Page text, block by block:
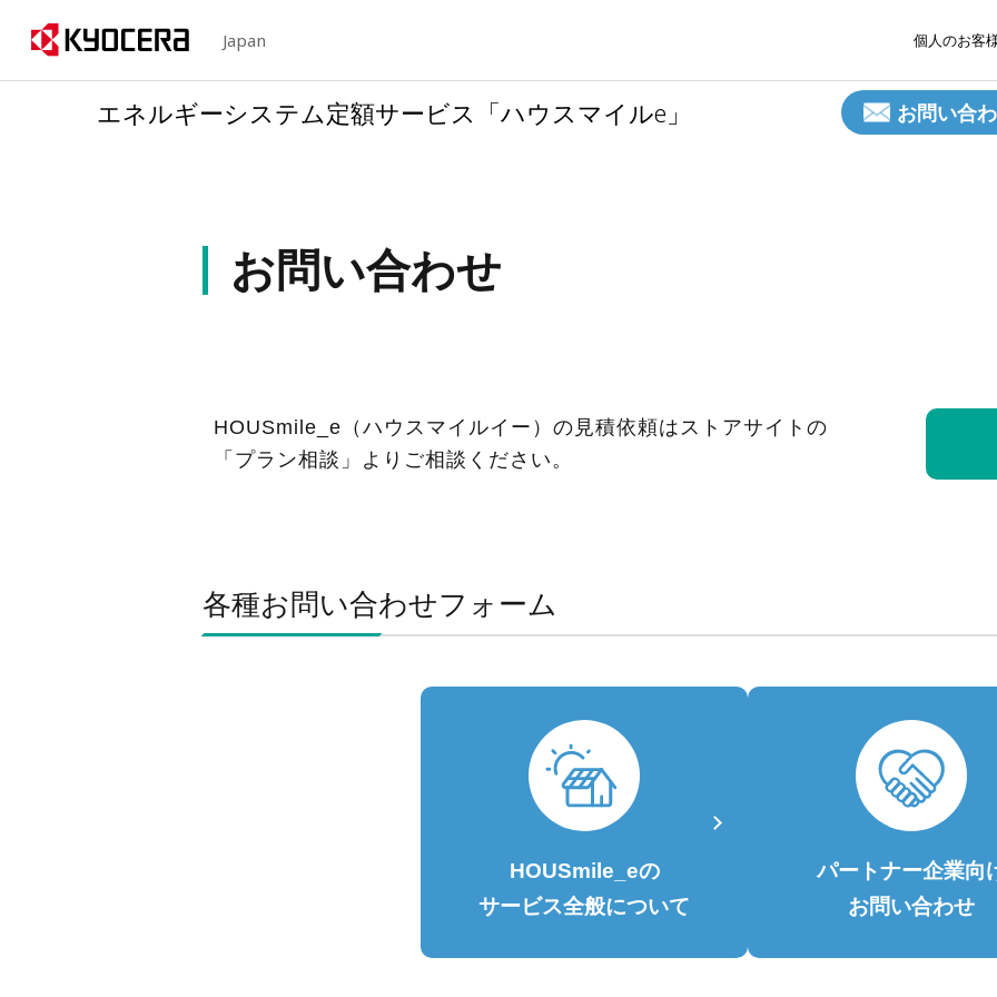
Japan 個人のお客
エネルギーシステム定額サービス 「ハウスマイルe」 お問い合
お問い合わせ
HOUSmile_e（ハウスマイルイー）の 見積依頼はストアサイトの
「プラン相談」よりご相談ください。
各種お問い合わせフォーム
HOUSmile_eの
サービス全般について
パートナー企業向
お問い合わせ